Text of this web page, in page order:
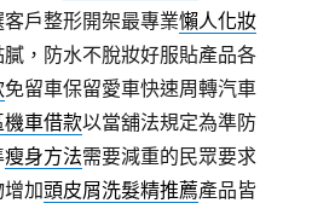
秒
射
防
護
需
求
老
戶整形開架最專業懶人化妝
，防水不脫妝好服貼產品各
免留車保留愛車快速周轉汽車
機車借款以當舖法規定為準防
瘦身方法需要減重的民眾要求
增加頭皮屑洗髮精推薦產品皆